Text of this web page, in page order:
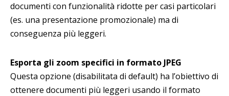
documenti con funzionalità ridotte per casi particolari
(es. una presentazione promozionale) ma di
conseguenza più leggeri.
Esporta gli zoom specifici in formato JPEG
Questa opzione (disabilitata di default) ha l’obiettivo di
ottenere documenti più leggeri usando il formato